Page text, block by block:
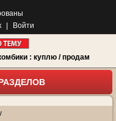
Войти
: куплю / продам